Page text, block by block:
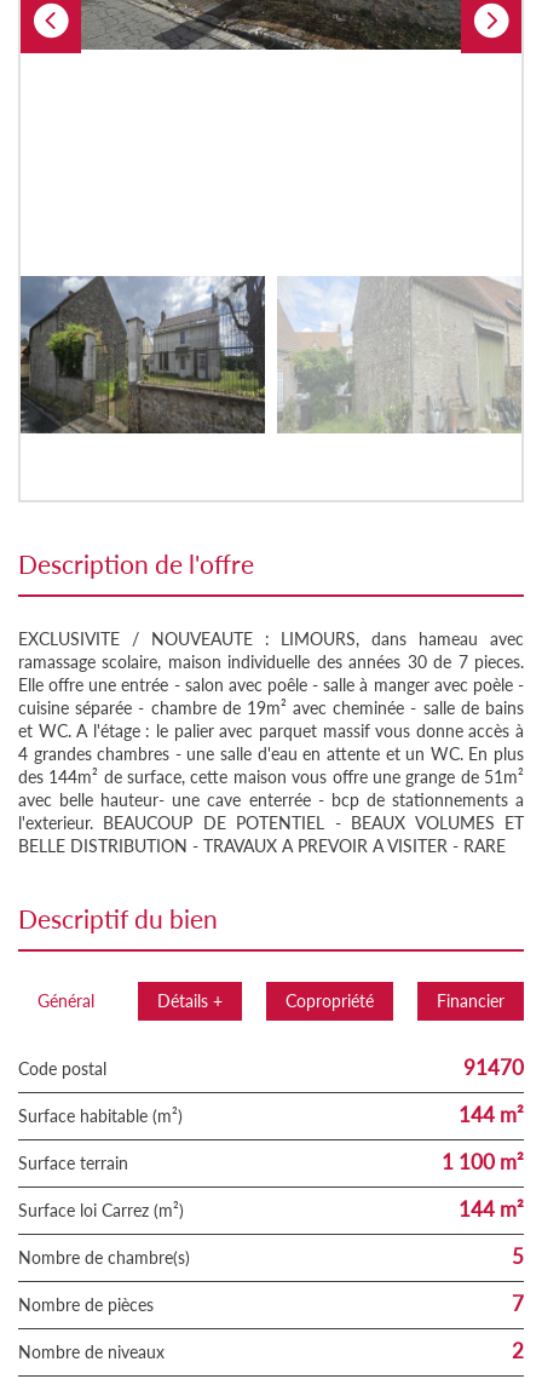
description de l'offre
EXCLUSIVITE / NOUVEAUTE : LIMOURS, dans hameau avec
ramassage scolaire, maison individuelle des années 30 de 7 pieces.
Elle offre une entrée - salon avec poêle - salle à manger avec poèle -
cuisine séparée - chambre de 19m² avec cheminée - salle de bains
et WC. A l'étage : le palier avec parquet massif vous donne accès à
4 grandes chambres - une salle d'eau en attente et un WC. En plus
des 144m² de surface, cette maison vous offre une grange de 51m²
avec belle hauteur- une cave enterrée - bcp de stationnements a
l'exterieur. BEAUCOUP DE POTENTIEL - BEAUX VOLUMES ET
BELLE DISTRIBUTION - TRAVAUX A PREVOIR A VISITER - RARE
descriptif du bien
Général Détails + Copropriété Financier
Code postal 91470
Surface habitable (m²) 144 m²
surface terrain 1 100 m²
Surface loi Carrez (m²) 144 m²
Nombre de chambre(s) 5
Nombre de pièces 7
Nombre de niveaux 2